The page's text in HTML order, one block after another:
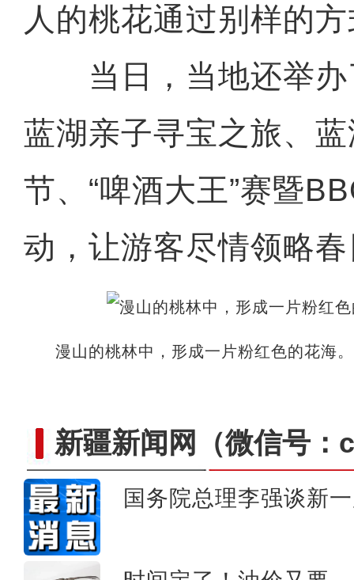
人的桃花通过别样的
当日，当地还举办
蓝湖亲子寻宝之旅、
节、“啤酒大王”赛暨
动，让游客尽情领略
漫山的桃林中，形成一片粉红色的花海
新疆新闻网 （微信号
国务院总理李强谈新